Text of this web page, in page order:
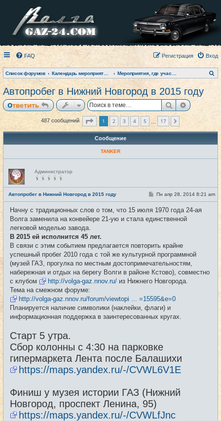
FAQ Вход
Регистрация
Список форумов
о
Автопробег в Нижний Новгород в 2015 году
Ответить Поиск
487 сообщений Страница из
1 2 3 4 5 17
Сообщение
TANKER
Н
е
в
с
е
т
и
Администратор
Автопробег в Нижний Новгород в 2015 году #1
С
б
щ
Пн апр 28, 2014 8:21 am
Начну с традиционных слов о том, что 15 июля 1970 года 24-ая
Волга заменила на конвейере 21-ую и стала единственной
легковой моделью завода.
В 2015 ей исполнится 45 лет.
В связи с этим событием предлагается повторить крайне
успешный пробег 2010 года с той же культурной программной
(музей ГАЗ, прогулка по местным достопримечательностям,
набережная и отдых на берегу Волги в районе Кстово), совместно
с клубом
http://volga-gaz.nnov.ru/ из Нижнего Новгорода.
Тема на смежном форуме:
http://volga-gaz.nnov.ru/forum/viewtopi ... =15595&e=0
Планируется наличие символики (наклейки, флаги) и
информационная поддержка в заинтересованных кругах.
Старт 5 утра.
Сбор колонны с 4:30 на парковке
гипермаркета Лента после Балашихи
https://maps.yandex.ru/-/CVWL6V1E
Финиш у музея истории ГАЗ (Нижний
Новгород, проспект Ленина, 95)
https://maps.yandex.ru/-/CVWLfJnc